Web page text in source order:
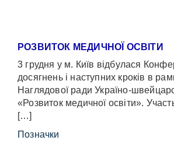
РОЗВИТОК МЕДИЧНОЇ ОСВІТИ
3 грудня у м. Київ відбулася
досягнень і наступних кроків в
Наглядової ради Україно-
«Розвиток медичної освіти».
[…]
Позначки